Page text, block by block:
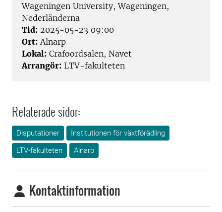
Wageningen University, Wageningen,
Nederländerna
Tid: 2025-05-23 09:00
Ort: Alnarp
Lokal: Crafoordsalen, Navet
Arrangör: LTV-fakulteten
Relaterade sidor:
Disputationer
Institutionen för växtförädling
LTV-fakulteten
Alnarp
Kontaktinformation